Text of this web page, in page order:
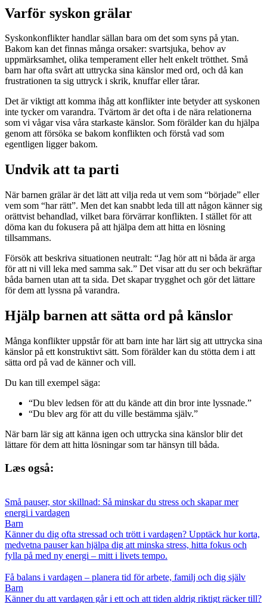
Varför syskon grälar
Syskonkonflikter handlar sällan bara om det som syns på ytan.
Bakom kan det finnas många orsaker: svartsjuka, behov av
uppmärksamhet, olika temperament eller helt enkelt trötthet. Små
barn har ofta svårt att uttrycka sina känslor med ord, och då kan
frustrationen ta sig uttryck i skrik, knuffar eller tårar.
Det är viktigt att komma ihåg att konflikter inte betyder att syskonen
inte tycker om varandra. Tvärtom är det ofta i de nära relationerna
som vi vågar visa våra starkaste känslor. Som förälder kan du hjälpa
genom att försöka se bakom konflikten och förstå vad som
egentligen ligger bakom.
Undvik att ta parti
När barnen grälar är det lätt att vilja reda ut vem som “började” eller
vem som “har rätt”. Men det kan snabbt leda till att någon känner sig
orättvist behandlad, vilket bara förvärrar konflikten. I stället för att
döma kan du fokusera på att hjälpa dem att hitta en lösning
tillsammans.
Försök att beskriva situationen neutralt: “Jag hör att ni båda är arga
för att ni vill leka med samma sak.” Det visar att du ser och bekräftar
båda barnen utan att ta sida. Det skapar trygghet och gör det lättare
för dem att lyssna på varandra.
Hjälp barnen att sätta ord på känslor
Många konflikter uppstår för att barn inte har lärt sig att uttrycka sina
känslor på ett konstruktivt sätt. Som förälder kan du stötta dem i att
sätta ord på vad de känner och vill.
Du kan till exempel säga:
“Du blev ledsen för att du kände att din bror inte lyssnade.”
“Du blev arg för att du ville bestämma själv.”
När barn lär sig att känna igen och uttrycka sina känslor blir det
lättare för dem att hitta lösningar som tar hänsyn till båda.
Læs også:
Små pauser, stor skillnad: Så minskar du stress och skapar mer
energi i vardagen
Barn
Känner du dig ofta stressad och trött i vardagen? Upptäck hur korta,
medvetna pauser kan hjälpa dig att minska stress, hitta fokus och
fylla på med ny energi – mitt i livets tempo.
Få balans i vardagen – planera tid för arbete, familj och dig själv
Barn
Känner du att vardagen går i ett och att tiden aldrig riktigt räcker till?